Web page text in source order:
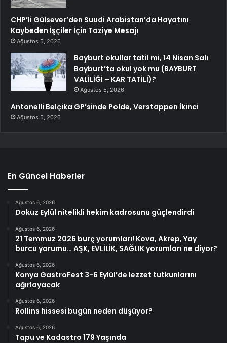
CHP’li Gülsever’den Suudi Arabistan’da Hayatını
Kaybeden İşçiler İçin Taziye Mesajı
Ağustos 5, 2026
Bayburt okullar tatil mi, 14 Nisan Salı
Bayburt’ta okul yok mu (BAYBURT
VALİLİĞİ – KAR TATİLİ)?
Ağustos 5, 2026
Antonelli Belçika GP’sinde Polde, Verstappen İkinci
Ağustos 5, 2026
En Güncel Haberler
Ağustos 6, 2026
Dokuz Eylül nitelikli hekim kadrosunu güçlendirdi
Ağustos 6, 2026
21 Temmuz 2026 burç yorumları! Kova, Akrep, Yay
burcu yorumu… AŞK, EVLİLİK, SAĞLIK yorumları ne diyor?
Ağustos 6, 2026
Konya GastroFest 3-6 Eylül’de lezzet tutkunlarını
ağırlayacak
Ağustos 6, 2026
Rollins hissesi bugün neden düşüyor?
Ağustos 6, 2026
Tapu ve Kadastro 179 Yaşında